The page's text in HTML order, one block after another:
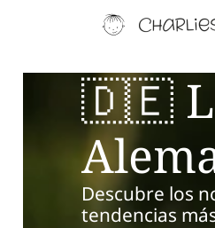
🇩🇪
Descubre los
tendencias